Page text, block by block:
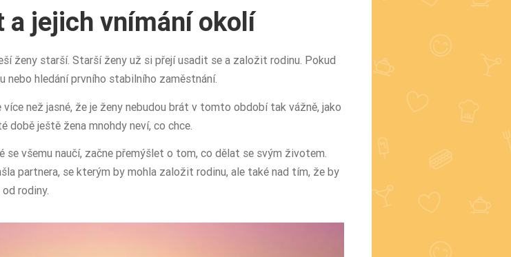
a jejich vnímání okolí
ženy starší. Starší ženy už si přejí usadit se a založit rodinu. Pokud
hledání prvního stabilního zaměstnání.
než jasné, že je ženy nebudou brát v tomto období tak vážně, jako
ještě žena mnohdy neví, co chce.
se všemu naučí, začne přemýšlet o tom, co dělat se svým životem.
partnera, se kterým by mohla založit rodinu, ale také nad tím, že by
rodiny.